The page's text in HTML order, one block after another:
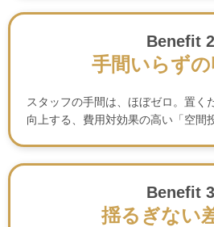
Benefit 2
手間いらず
スタッフの手間は、ほぼゼロ。置く
向上する、費用対効果の高い「空間
Benefit 3
揺るぎない